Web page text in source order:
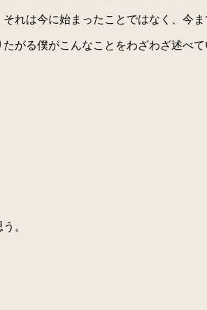
れは今に始まったことではなく、今ま
がる僕がこんなことをわざわざ述べて
。